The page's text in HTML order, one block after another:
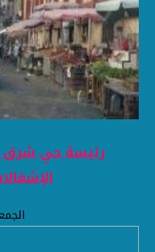
رئيسة حي شرق
الجمعة 07 أغسطس